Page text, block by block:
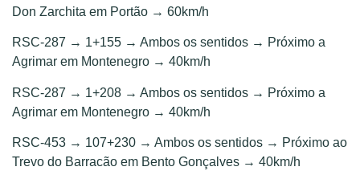
Don Zarchita em Portão → 60km/h
RSC-287 → 1+155 → Ambos os sentidos → Próximo a
Agrimar em Montenegro → 40km/h
RSC-287 → 1+208 → Ambos os sentidos → Próximo a
Agrimar em Montenegro → 40km/h
RSC-453 → 107+230 → Ambos os sentidos → Próximo ao
Trevo do Barracão em Bento Gonçalves → 40km/h